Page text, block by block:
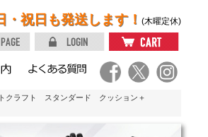
・祝日も発送します！ (木曜定休)
ラフト スタンダード クッション＋